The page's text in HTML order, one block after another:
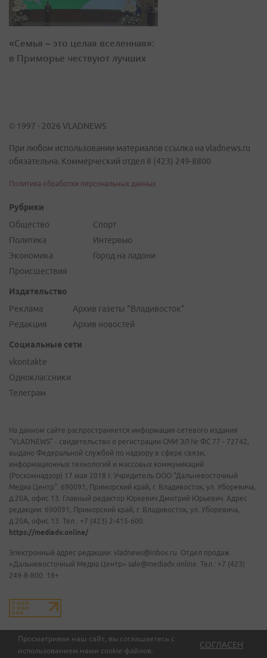
Просматривая наш сайт, вы соглашаетесь с
использованием нами cookie-файлов.
СОГЛАСЕН
«Семья – это целая вселенная»:
в Приморье чествуют лучших
© 1997 - 2026 VLADNEWS
При любом использовании материалов ссылка на vladnews.ru
обязательна. Коммерческий отдел 8 (423) 249-8800
Политика обработки персональных данных
Рубрики
Общество
Политика
Экономика
Происшествия
Спорт
Интервью
Город на ладони
Издательство
Реклама
Редакция
Архив газеты "Владивосток"
Архив новостей
Социальные сети
vkontakte
Одноклассники
Телеграм
На данном сайте распространяется информация сетевого издания
"VLADNEWS" - свидетельство о регистрации СМИ ЭЛ № ФС 77 - 72742,
выдано Федеральной службой по надзору в сфере связи,
информационных технологий и массовых коммуникаций
(Роскомнадзор) 17 мая 2018 г. Учредитель ООО "Дальневосточный
Медиа Центр". 690091, Приморский край, г. Владивосток, ул. Уборевича,
д.20А, офис 13. Главный редактор Юркевич Дмитрий Юрьевич. Адрес
редакции: 690091, Приморский край, г. Владивосток, ул. Уборевича,
д.20А, офис 13. Тел.: +7 (423) 2-415-600.
https://mediadv.online/
Электронный адрес редакции: vladnews@inbox.ru. Отдел продаж
«Дальневосточный Медиа Центр» sale@mediadv.online. Тел.: +7 (423)
249-8-800. 18+